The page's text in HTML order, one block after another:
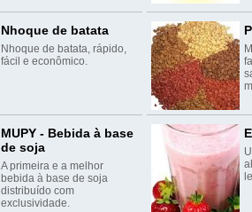
Nhoque de batata
Nhoque de batata, rápido,
fácil e econômico.
MUPY - Bebida à base
de soja
A primeira e a melhor
bebida à base de soja
distribuído com
exclusividade.